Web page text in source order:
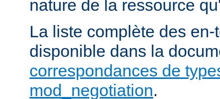
nature de la ressource
La liste complète des
disponible dans la
correspondances de
mod_negotiation.